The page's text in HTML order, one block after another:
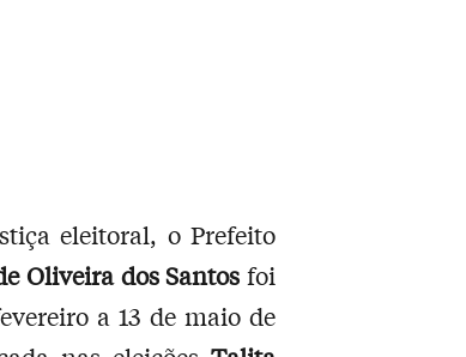
eleitoral, o Prefeito
Oliveira dos Santos foi
a 13 de maio de